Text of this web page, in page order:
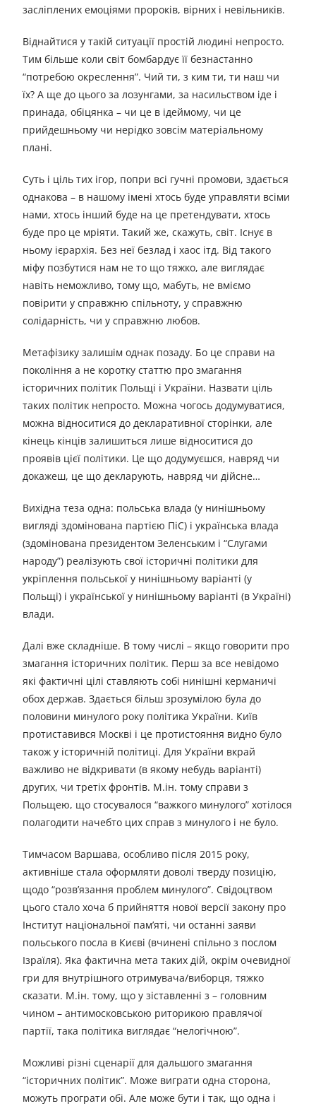
засліплених емоціями пророків, вірних і невільників.
Віднайтися у такій ситуації простій людині непросто.
Тим більше коли світ бомбардує її безнастанно
“потребою окреслення”. Чий ти, з ким ти, ти наш чи
їх? А ще до цього за лозунгами, за насильством іде і
принада, обіцянка – чи це в ідеймому, чи це
прийдешньому чи нерідко зовсім матеріальному
плані.
Суть і ціль тих ігор, попри всі гучні промови, здається
однакова – в нашому імені хтось буде управляти всіми
нами, хтось інший буде на це претендувати, хтось
буде про це мріяти. Такий же, скажуть, світ. Існує в
ньому ієрархія. Без неї безлад і хаос ітд. Від такого
міфу позбутися нам не то що тяжко, але виглядає
навіть неможливо, тому що, мабуть, не вміємо
повірити у справжню спільноту, у справжню
солідарність, чи у справжню любов.
Метафізику залишім однак позаду. Бо це справи на
покоління а не коротку статтю про змагання
історичних політик Польщі і України. Назвати ціль
таких політик непросто. Можна чогось додумуватися,
можна відноситися до декларативної сторінки, але
кінець кінців залишиться лише відноситися до
проявів цієї політики. Це що додумуєшся, навряд чи
докажеш, це що декларують, навряд чи дійсне…
Вихідна теза одна: польська влада (у нинішньому
вигляді здомінована партією ПіС) і українська влада
(здомінована президентом Зеленським і “Слугами
народу”) реалізують свої історичні політики для
укріплення польської у нинішньому варіанті (у
Польщі) і української у нинішньому варіанті (в Україні)
влади.
Далі вже складніше. В тому числі – якщо говорити про
змагання історичних політик. Перш за все невідомо
які фактичні цілі ставляють собі нинішні керманичі
обох держав. Здається більш зрозумілою була до
половини минулого року політика України. Київ
протиставився Москві і це протистояння видно було
також у історичній політиці. Для України вкрай
важливо не відкривати (в якому небудь варіанті)
других, чи третіх фронтів. М.ін. тому справи з
Польщею, що стосувалося “важкого минулого” хотілося
полагодити начебто цих справ з минулого і не було.
Тимчасом Варшава, особливо після 2015 року,
активніше стала оформляти доволі тверду позицію,
щодо “розв’язання проблем минулого”. Свідоцтвом
цього стало хоча б прийняття нової версії закону про
Інститут національної пам’яті, чи останні заяви
польського посла в Києві (вчинені спільно з послом
Ізраїля). Яка фактична мета таких дій, окрім очевидної
гри для внутрішного отримувача/виборця, тяжко
сказати. М.ін. тому, що у зіставленні з – головним
чином – антимосковською риторикою правлячої
партії, така політика виглядає “нелогічною”.
Можливі різні сценарії для дальшого змагання
“історичних політик”. Може виграти одна сторона,
можуть програти обі. Але може бути і так, що одна і